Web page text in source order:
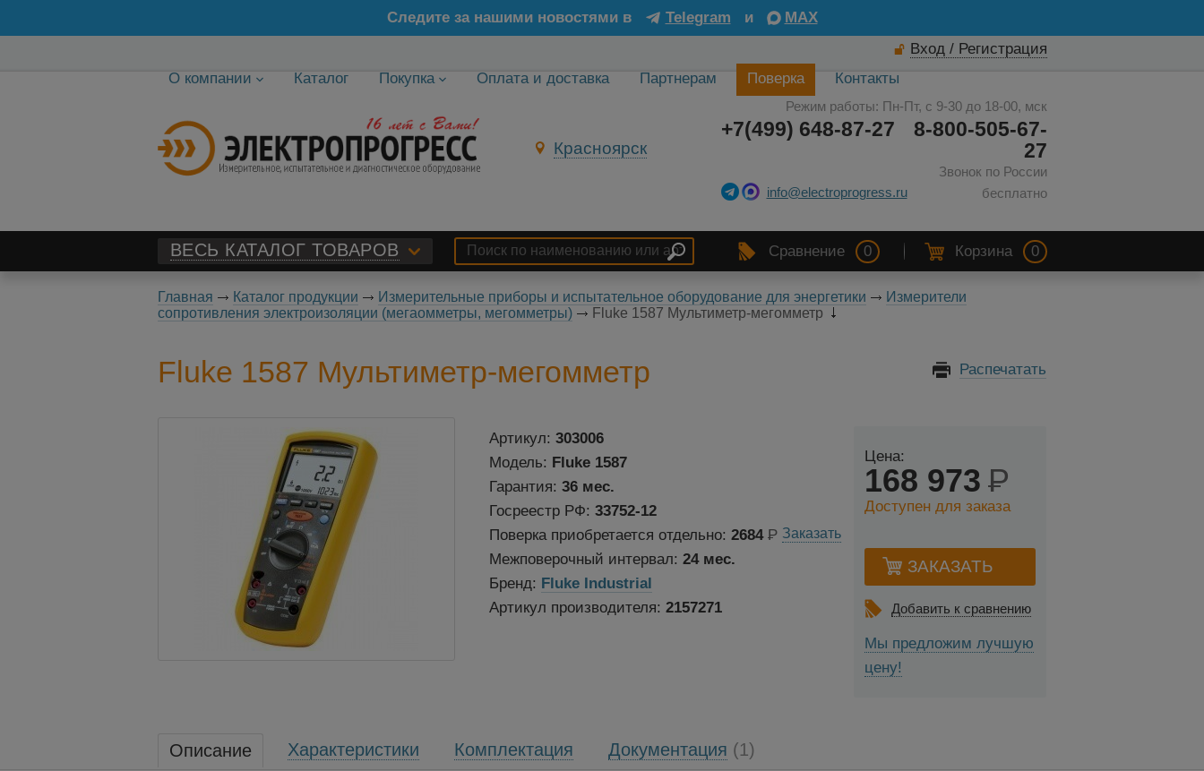
Следите за нашими новостями в Telegram и
MAX
Вход / Регистрация
О компании
Каталог Покупка Оплата и доставка Партнерам Поверка Контакты
Красноярск
Режим работы: Пн-Пт, с 9-30 до 18-00, мск
8-800-505-67-
27
Звонок по России
бесплатно
+7(499) 648-87-27
info@electroprogress.ru
ВЕСЬ КАТАЛОГ ТОВАРОВ Сравнение 0 Корзина 0
Главная Каталог продукции Измерительные приборы и испытательное оборудование для энергетики
Измерители
сопротивления электроизоляции (мегаомметры, мегомметры)
Fluke 1587 Мультиметр-мегомметр
Распечатать
Fluke 1587 Мультиметр-мегомметр
Артикул: 303006
Модель: Fluke 1587
Гарантия: 36 мес.
Госреестр РФ: 33752-12
Поверка приобретается отдельно: 2684 Р
Межповерочный интервал: 24 мес.
Бренд: Fluke Industrial
Артикул производителя: 2157271
Цена:
168 973 Р
Доступен для заказа
Добавить к сравнению
Мы предложим лучшую
цену!
Описание Характеристики Комплектация Документация (1)